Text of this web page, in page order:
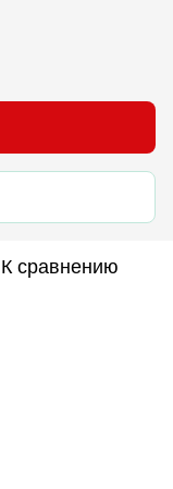
К сравнению